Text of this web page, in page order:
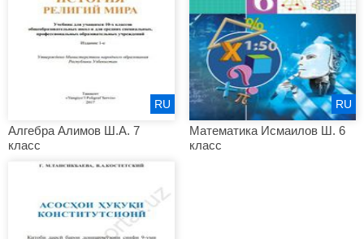
Алгебра Алимов Ш.А. 7
класс
RU
Математика Исмаилов Ш. 6
класс
RU